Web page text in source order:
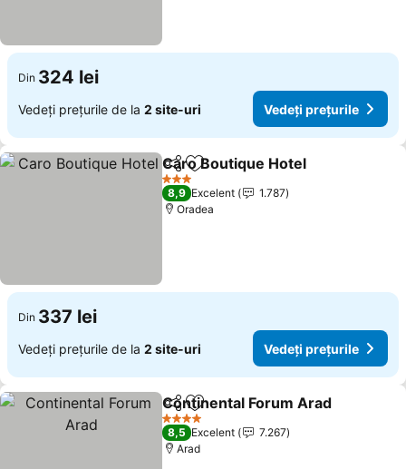
Din 324 lei
Vedeți prețurile de la 2 site-uri Vedeți prețurile
DistribuițiAdăugaţi la favorite
Caro Boutique Hotel
3 Stele
8,9 Excelent
1.787
Oradea
Din 337 lei
Vedeți prețurile de la 2 site-uri Vedeți prețurile
DistribuițiAdăugaţi la favorite
Continental Forum Arad
4 Stele
8,5 Excelent
7.267
Arad